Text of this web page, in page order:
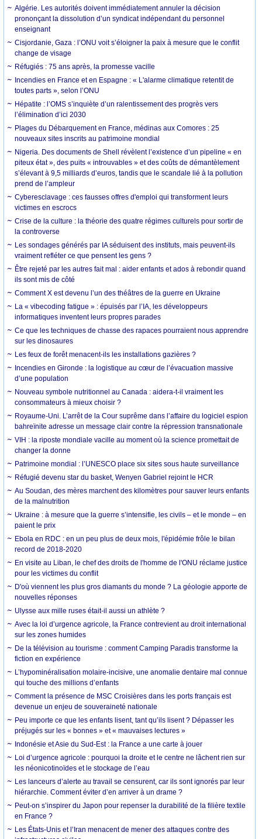
Algérie. Les autorités doivent immédiatement annuler la décision
prononçant la dissolution d’un syndicat indépendant du personnel
enseignant
Cisjordanie, Gaza : l’ONU voit s’éloigner la paix à mesure que le conflit
change de visage
Réfugiés : 75 ans après, la promesse vacille
Incendies en France et en Espagne : « L'alarme climatique retentit de
toutes parts », selon l’ONU
Hépatite : l’OMS s’inquiète d’un ralentissement des progrès vers
l’élimination d’ici 2030
Plages du Débarquement en France, médinas aux Comores : 25
nouveaux sites inscrits au patrimoine mondial
Nigeria. Des documents de Shell révèlent l’existence d’un pipeline « en
piteux état », des puits « introuvables » et des coûts de démantèlement
s’élevant à 9,5 milliards d’euros, tandis que le scandale lié à la pollution
prend de l’ampleur
Cyberesclavage : ces fausses offres d'emploi qui transforment leurs
victimes en escrocs
Crise de la culture : la théorie des quatre régimes culturels pour sortir de
la controverse
Les sondages générés par IA séduisent des instituts, mais peuvent-ils
vraiment refléter ce que pensent les gens ?
Être rejeté par les autres fait mal : aider enfants et ados à rebondir quand
ils sont mis de côté
Comment X est devenu l’un des théâtres de la guerre en Ukraine
La « vibecoding fatigue » : épuisés par l’IA, les développeurs
informatiques inventent leurs propres parades
Ce que les techniques de chasse des rapaces pourraient nous apprendre
sur les dinosaures
Les feux de forêt menacent-ils les installations gazières ?
Incendies en Gironde : la logistique au cœur de l’évacuation massive
d’une population
Nouveau symbole nutritionnel au Canada : aidera-t-il vraiment les
consommateurs à mieux choisir ?
Royaume-Uni. L’arrêt de la Cour suprême dans l’affaire du logiciel espion
bahreïnite adresse un message clair contre la répression transnationale
VIH : la riposte mondiale vacille au moment où la science promettait de
changer la donne
Patrimoine mondial : l’UNESCO place six sites sous haute surveillance
Réfugié devenu star du basket, Wenyen Gabriel rejoint le HCR
Au Soudan, des mères marchent des kilomètres pour sauver leurs enfants
de la malnutrition
Ukraine : à mesure que la guerre s’intensifie, les civils – et le monde – en
paient le prix
Ebola en RDC : en un peu plus de deux mois, l'épidémie frôle le bilan
record de 2018-2020
En visite au Liban, le chef des droits de l'homme de l'ONU réclame justice
pour les victimes du conflit
D'où viennent les plus gros diamants du monde ? La géologie apporte de
nouvelles réponses
Ulysse aux mille ruses était-il aussi un athlète ?
Avec la loi d’urgence agricole, la France contrevient au droit international
sur les zones humides
De la télévision au tourisme : comment Camping Paradis transforme la
fiction en expérience
L’hypominéralisation molaire-incisive, une anomalie dentaire mal connue
qui touche des millions d’enfants
Comment la présence de MSC Croisières dans les ports français est
devenue un enjeu de souveraineté nationale
Peu importe ce que les enfants lisent, tant qu’ils lisent ? Dépasser les
préjugés sur les « bonnes » et « mauvaises lectures »
Indonésie et Asie du Sud-Est : la France a une carte à jouer
Loi d’urgence agricole : pourquoi la droite et le centre ne lâchent rien sur
les néonicotinoïdes et le stockage de l’eau
Les lanceurs d’alerte au travail se censurent, car ils sont ignorés par leur
hiérarchie. Comment éviter d’en arriver à un drame ?
Peut-on s’inspirer du Japon pour repenser la durabilité de la filière textile
en France ?
Les États-Unis et l’Iran menacent de mener des attaques contre des